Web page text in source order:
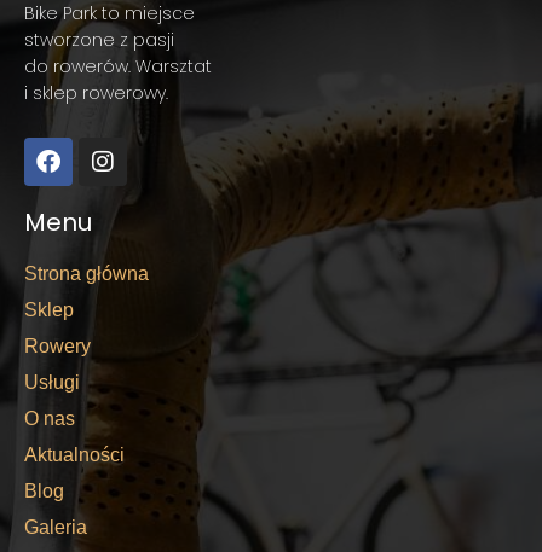
Bike Park to miejsce
stworzone z pasji
do rowerów. Warsztat
i sklep rowerowy.
Menu
Strona główna
Sklep
Rowery
Usługi
O nas
Aktualności
Blog
Galeria